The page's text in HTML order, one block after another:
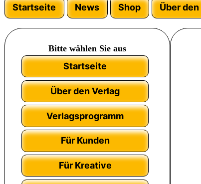
Startseite News Shop Über
Bitte wählen Sie aus
Startseite
Über den Verlag
Verlagsprogramm
Für Kunden
Für Kreative